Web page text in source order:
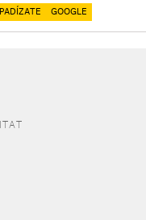
IPADÍZATE GOOGLE